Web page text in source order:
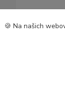
🍪 Na našich